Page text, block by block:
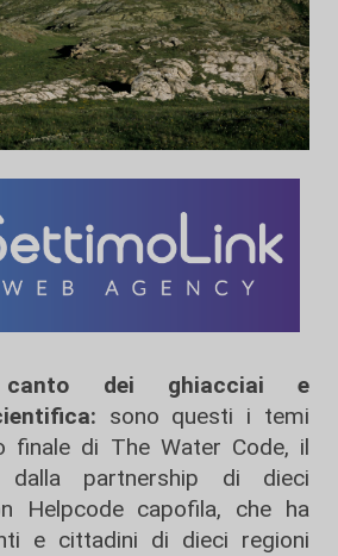
canto dei ghiacciai e
sono questi i temi
finale di The Water Code, il
partnership di dieci
Helpcode capofila, che ha
e cittadini di dieci regioni